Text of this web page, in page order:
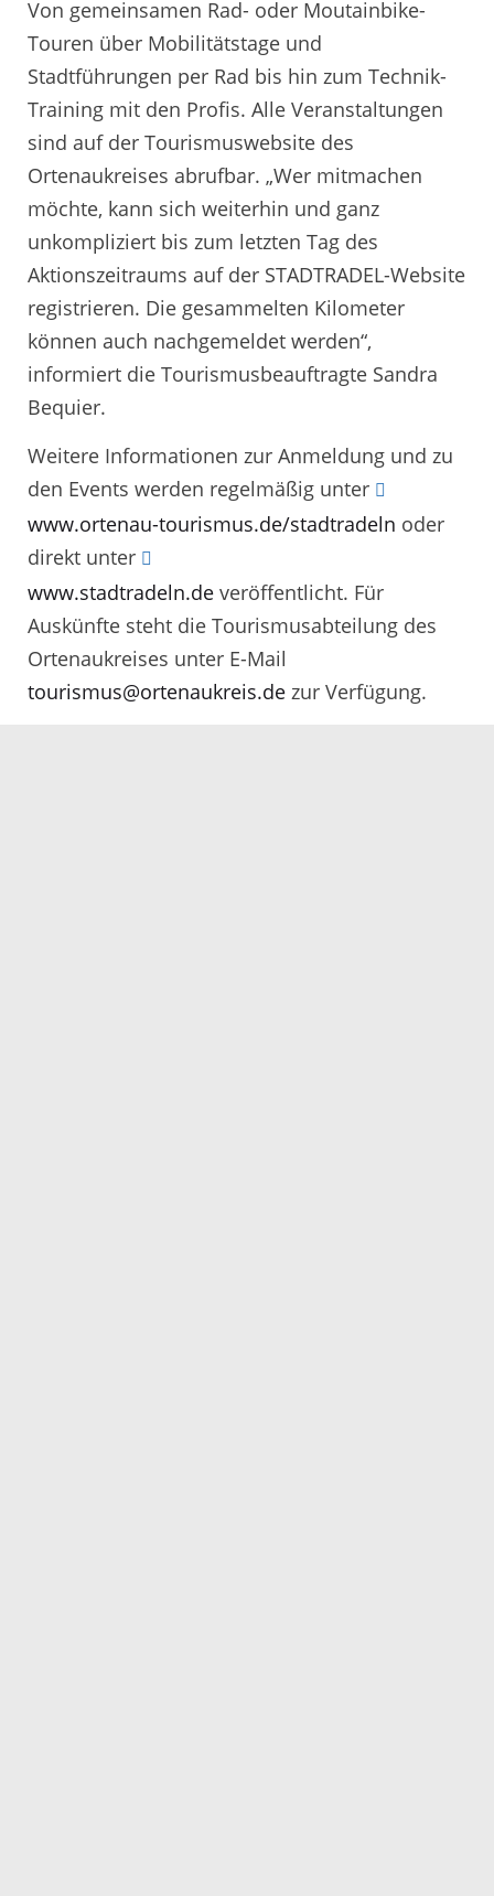
Von gemeinsamen Rad- oder Moutainbike-
Touren über Mobilitätstage und
Stadtführungen per Rad bis hin zum Technik-
Training mit den Profis. Alle Veranstaltungen
sind auf der Tourismuswebsite des
Ortenaukreises abrufbar. „Wer mitmachen
möchte, kann sich weiterhin und ganz
unkompliziert bis zum letzten Tag des
Aktionszeitraums auf der STADTRADEL-Website
registrieren. Die gesammelten Kilometer
können auch nachgemeldet werden“,
informiert die Tourismusbeauftragte Sandra
Bequier.
Weitere Informationen zur Anmeldung und zu
den Events werden regelmäßig unter
www.ortenau-tourismus.de/stadtradeln oder
direkt unter
www.stadtradeln.de veröffentlicht. Für
Auskünfte steht die Tourismusabteilung des
Ortenaukreises unter E-Mail
tourismus@ortenaukreis.de zur Verfügung.